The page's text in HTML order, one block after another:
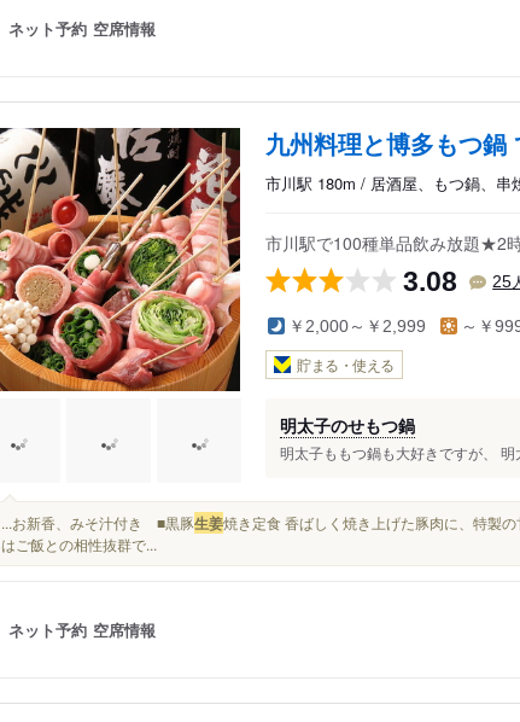
ネット予約 空席情報
九州料理と博多もつ鍋
市川駅 180m / 居酒屋、もつ鍋、串
市川駅で100種単品飲み放題★2
3.08 25
￥2,000～￥2,999 ～￥
貯まる・使える
明太子のせもつ鍋
明太子ももつ鍋も大好きですが、
...お新香、みそ汁付き ■黒豚生姜焼き定食 香ばしく焼き上げた豚肉に、特製
はご飯との相性抜群で...
ネット予約 空席情報